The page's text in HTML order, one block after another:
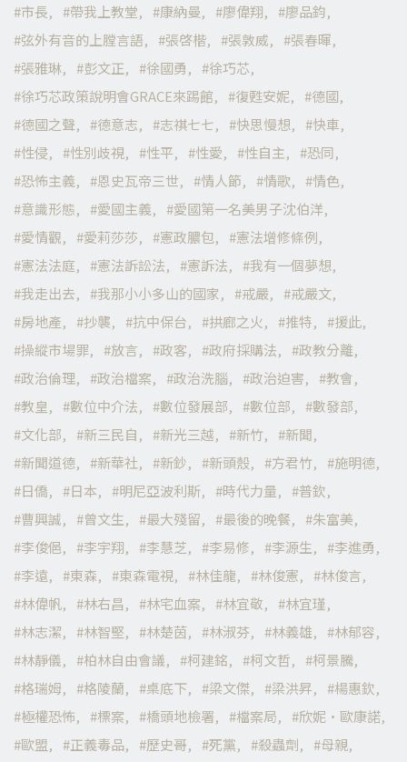
市長 帶我上教堂 康納曼 廖偉翔
廖品鈞
弦外有音的上膛言語
張啓楷 張敦威
張春暉
張雅琳
彭文正 徐國勇
徐巧芯
徐巧芯政策說明會GRACE來踢館
復甦安妮
德國
德國之聲
德意志 志祺七七 快思慢想
快車
性侵
性別歧視 性平 性愛 性自主
恐同
恐怖主義
恩史瓦帝三世 情人節 情歌
情色
意識形態
愛國主義
愛國第一名美男子沈伯洋
愛情觀
愛莉莎莎 憲政膿包
憲法增修條例
憲法法庭
憲法訴訟法 憲訴法
我有一個夢想
我走出去
我那小小多山的國家 戒嚴
戒嚴文
房地產
抄襲 抗中保台 拱廊之火 推特
援此
操縱市場罪
放言 政客 政府採購法
政教分離
政治倫理
政治檔案 政治洗腦 政治迫害
教會
教皇
數位中介法 數位發展部 數位部
數發部
文化部
新三民自 新光三越 新竹
新聞
新聞道德
新華社 新鈔 新頭殼 方君竹
施明德
日僑
日本 明尼亞波利斯 時代力量
普欽
曹興誠
曾文生 最大殘留 最後的晚餐
朱富美
李俊俋
李宇翔 李慧芝 李易修 李源生
李進勇
李遠
東森 東森電視 林佳龍 林俊憲
林俊言
林偉帆
林右昌 林宅血案 林宜敬
林宜瑾
林志潔
林智堅 林楚茵 林淑芬 林義雄
林郁容
林靜儀
柏林自由會議 柯建銘 柯文哲
柯景騰
格瑞姆
格陵蘭 桌底下 梁文傑 梁洪昇
楊惠欽
極權恐怖
標案 橋頭地檢署 檔案局
欣妮·歐康諾
歐盟
正義毒品 歷史哥 死黨 殺蟲劑
母親